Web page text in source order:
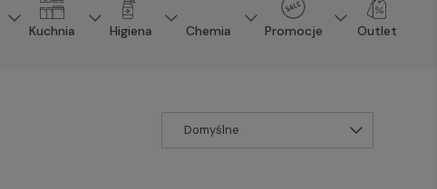
Kuchnia Higiena Chemia Promocje Outlet